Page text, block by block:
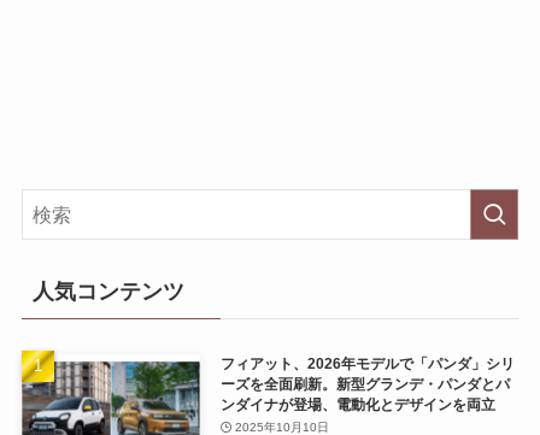
人気コンテンツ
フィアット、2026年モデルで「パンダ」シリ
ーズを全面刷新。新型グランデ・パンダとパ
ンダイナが登場、電動化とデザインを両立
2025年10月10日